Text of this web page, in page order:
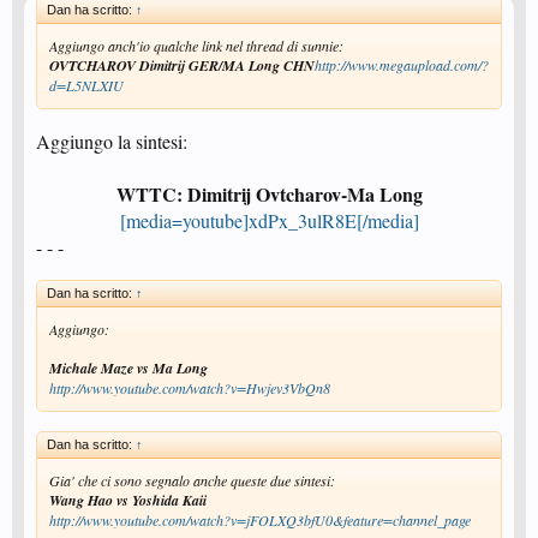
Dan ha scritto: ↑
Aggiungo anch'io qualche link nel thread di sunnie:
OVTCHAROV Dimitrij GER/MA Long CHNhttp://www.megaupload.com/?
d=L5NLXIU
Aggiungo la sintesi:
WTTC: Dimitrij Ovtcharov-Ma Long
[media=youtube]xdPx_3ulR8E[/media]
- - -
Dan ha scritto: ↑
Aggiungo:
Michale Maze vs Ma Long
http://www.youtube.com/watch?v=Hwjev3VbQn8
Dan ha scritto: ↑
Gia' che ci sono segnalo anche queste due sintesi:
Wang Hao vs Yoshida Kaii
http://www.youtube.com/watch?v=jFOLXQ3bfU0&feature=channel_page